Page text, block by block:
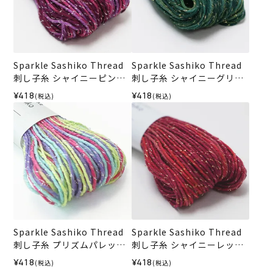
Sparkle Sashiko Thread
刺し子糸 シャイニーピンク
＜504＞
¥418 (税込)
Sparkle Sashiko Thread
刺し子糸 シャイニーグリー
ン＜505＞
¥418 (税込)
Sparkle Sashiko Thread
刺し子糸 プリズムパレット
＜551＞
¥418 (税込)
Sparkle Sashiko Thread
刺し子糸 シャイニーレッド
＜501＞
¥418 (税込)